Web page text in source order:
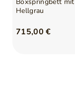
Hellgrau
715,00 €